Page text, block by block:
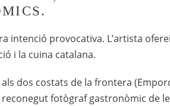
intenció provocativa. L’artista
i la cuina catalana.
dos costats de la frontera
fotògraf gastronòmic de